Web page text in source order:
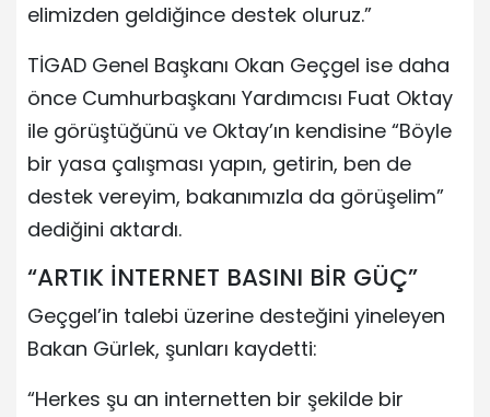
elimizden geldiğince destek oluruz.”
TİGAD Genel Başkanı Okan Geçgel ise daha
önce Cumhurbaşkanı Yardımcısı Fuat Oktay
ile görüştüğünü ve Oktay’ın kendisine “Böyle
bir yasa çalışması yapın, getirin, ben de
destek vereyim, bakanımızla da görüşelim”
dediğini aktardı.
“ARTIK İNTERNET BASINI BİR GÜÇ”
Geçgel’in talebi üzerine desteğini yineleyen
Bakan Gürlek, şunları kaydetti:
“Herkes şu an internetten bir şekilde bir